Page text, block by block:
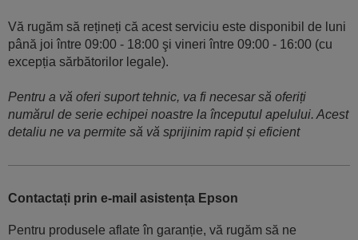
Vă rugăm să rețineți că acest serviciu este disponibil de luni
până joi între 09:00 - 18:00 şi vineri între 09:00 - 16:00 (cu
excepția sărbătorilor legale).
Pentru a vă oferi suport tehnic, va fi necesar să oferiți
numărul de serie echipei noastre la începutul apelului. Acest
detaliu ne va permite să vă sprijinim rapid și eficient
Contactați prin e-mail asistența Epson
Pentru produsele aflate în garanție, vă rugăm să ne